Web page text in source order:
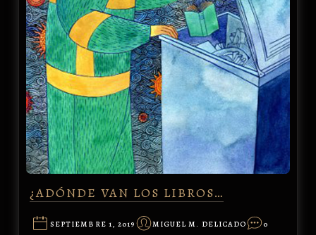
¿ADÓNDE VAN LOS LIBROS…
SEPTIEMBRE 1, 2019 MIGUEL M. DELICADO 0